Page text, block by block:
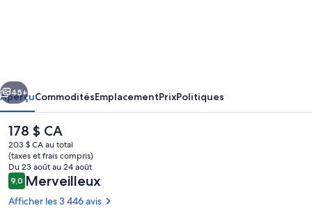
Villas
II
Suivant
45+
AperçuCommoditésEmplacementPrixPolitiques
Le
prix
actuel
est
de 178 $ CA
178 $ CA
203 $ CA au total
(taxes et frais compris)
Du 23 août au 24 août
Avis
9,09,0 sur 10 –
Merveilleux
Afficher les 3 446 avis